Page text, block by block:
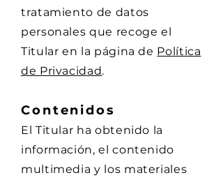
tratamiento de datos
personales que recoge el
Titular en la página de Política
de Privacidad.
Contenidos
El Titular ha obtenido la
información, el contenido
multimedia y los materiales